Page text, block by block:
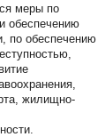
меры по
обеспечению
по обеспечению
жилищно-